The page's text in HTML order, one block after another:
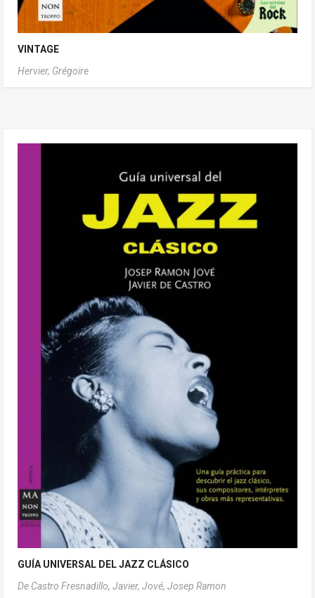
VINTAGE
Hervier, Grégoire
GUÍA UNIVERSAL DEL JAZZ CLÁSICO
De Castro Fresnadillo, Javier, Jové, Josep Ramon